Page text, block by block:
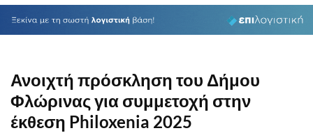
Ανοιχτή πρόσκληση του Δήμου
Φλώρινας για συμμετοχή στην
έκθεση Philoxenia 2025